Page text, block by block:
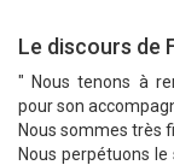
Le discours de
" Nous tenons à
pour son
Nous sommes très
Nous perpétuons